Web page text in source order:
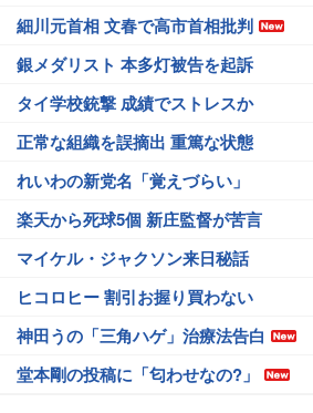
細川元首相 文春で高市首相批判
銀メダリスト 本多灯被告を起訴
タイ学校銃撃 成績でストレスか
正常な組織を誤摘出 重篤な状態
れいわの新党名「覚えづらい」
楽天から死球5個 新庄監督が苦言
マイケル・ジャクソン来日秘話
ヒコロヒー 割引お握り買わない
神田うの「三角ハゲ」治療法告白
堂本剛の投稿に「匂わせなの?」